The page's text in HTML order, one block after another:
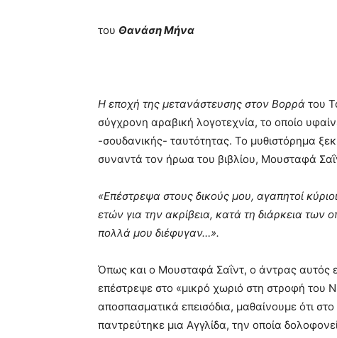
του Θανάση Μήνα
Η εποχή της μετανάστευσης στον Βορρά του
σύγχρονη αραβική λογοτεχνία, το οποίο
-σουδανικής- ταυτότητας. Το μυθιστόρημα
συναντά τον ήρωα του βιβλίου, Μουσταφά
«Επέστρεψα στους δικούς μου, αγαπητοί
ετών για την ακρίβεια, κατά τη διάρκεια
πολλά μου διέφυγαν…».
Όπως και ο Μουσταφά Σαΐντ, ο άντρας αυτός
επέστρεψε στο «μικρό χωριό στη στροφή του
αποσπασματικά επεισόδια, μαθαίνουμε ότι
παντρεύτηκε μια Αγγλίδα, την οποία